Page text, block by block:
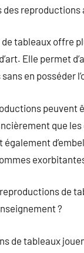
des
tableaux offre
Elle permet
en posséder
peuvent
que
de
?
de tableaux